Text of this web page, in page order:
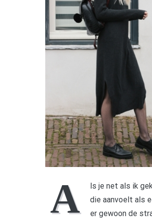
A
ls je net als ik
die aanvoelt als
er gewoon de